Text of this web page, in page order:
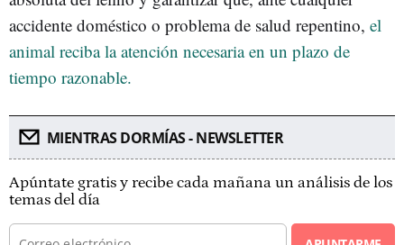
accidente doméstico o problema de salud repentino, el
animal reciba la atención necesaria en un plazo de
tiempo razonable.
MIENTRAS DORMÍAS - NEWSLETTER
Apúntate gratis y recibe cada mañana un análisis de los
temas del día